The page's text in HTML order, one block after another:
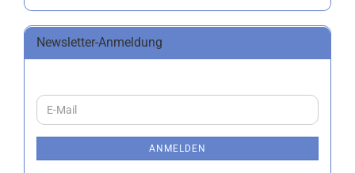
Newsletter-Anmeldung
WEITER
ZUR
E-
Mail
ANMELDEN